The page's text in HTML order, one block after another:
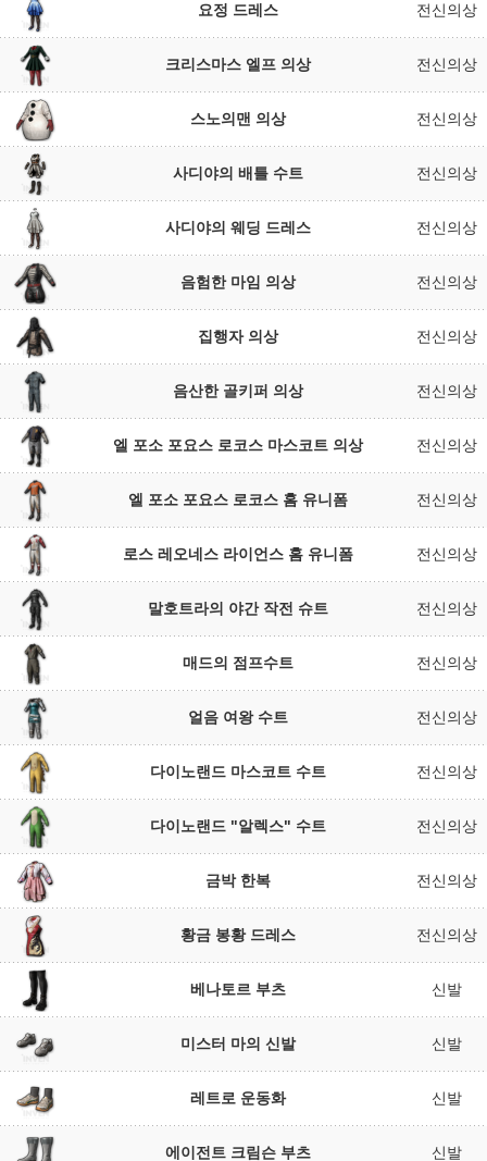
요정 드레스 전신의상
크리스마스 엘프 의상 전신의상
스노의맨 의상 전신의상
사디야의 배틀 수트 전신의상
사디야의 웨딩 드레스 전신의상
음험한 마임 의상 전신의상
집행자 의상 전신의상
음산한 골키퍼 의상 전신의상
엘 포소 포요스 로코스 마스코트 의상 전신의상
엘 포소 포요스 로코스 홈 유니폼 전신의상
로스 레오네스 라이언스 홈 유니폼 전신의상
말호트라의 야간 작전 슈트 전신의상
매드의 점프수트 전신의상
얼음 여왕 수트 전신의상
다이노랜드 마스코트 수트 전신의상
다이노랜드 "알렉스" 수트 전신의상
금박 한복 전신의상
황금 봉황 드레스 전신의상
베나토르 부츠 신발
미스터 마의 신발 신발
레트로 운동화 신발
에이전트 크림슨 부츠 신발